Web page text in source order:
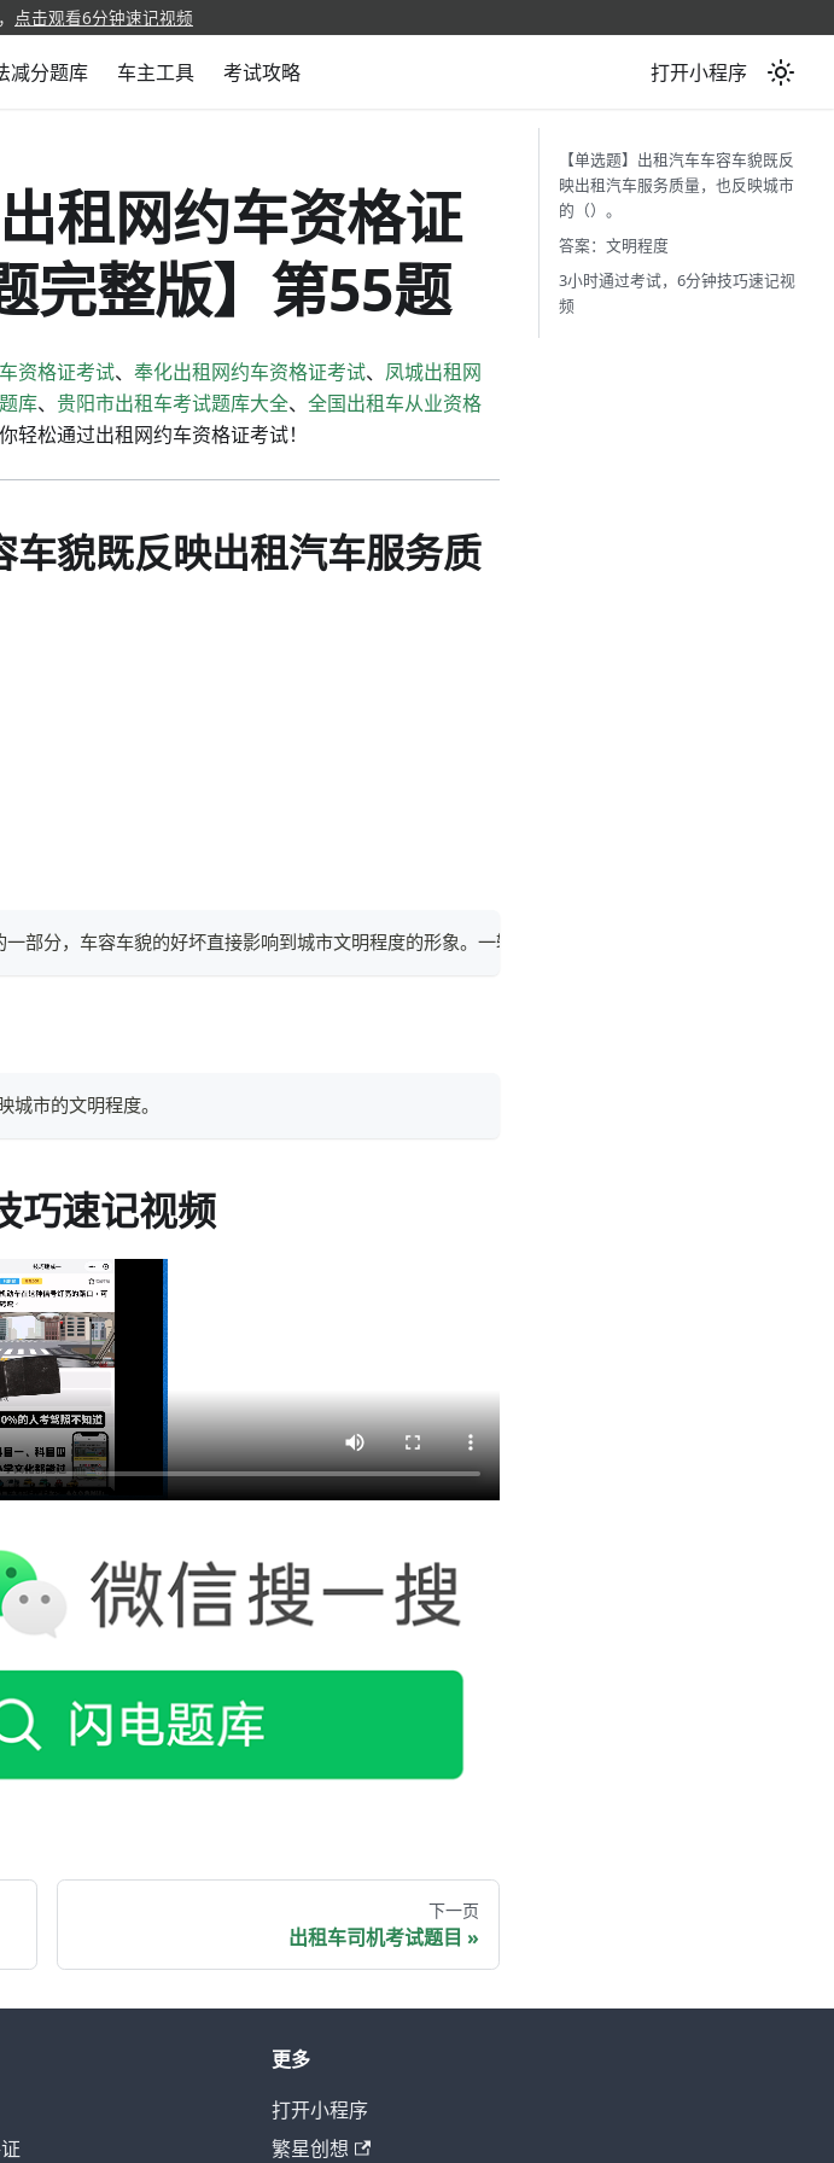
点击观看6分钟速记视频
减分题库 车主工具 考试攻略 打开小程序
租网约车资格证
完整版】第55题
资格证考试、 奉化出租网约车资格证考试、 凤城出租网
库、 贵阳市出租车考试题库大全、 全国出租车从业资格
松通过出租网约车资格证考试！
车貌既反映出租汽车服务质
部分，车容车貌的好坏直接影响到城市文明程度的形象。一辆整洁、规范的出租车不仅能体现服务质
市的文明程度。
巧速记视频
下一页
出租车司机考试题目
【单选题】出租汽车车容车貌既反
映出租汽车服务质量，也反映城市
的（）。
答案：文明程度
3小时通过考试，6分钟技巧速记视
频
更多
打开小程序
繁星创想